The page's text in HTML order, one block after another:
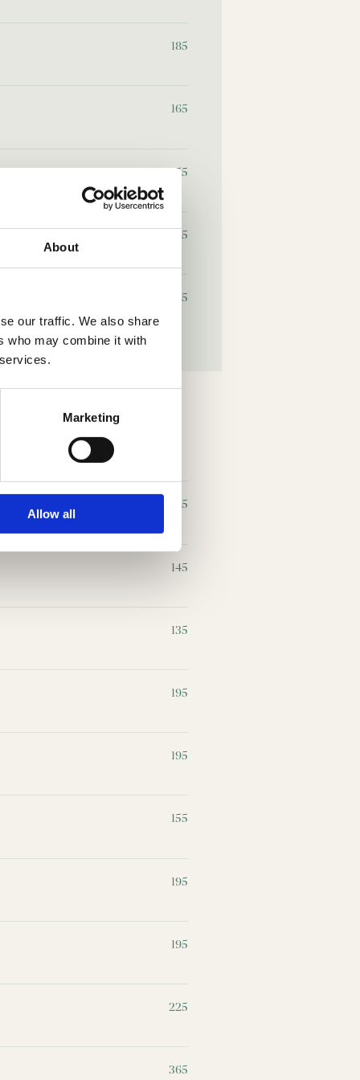
About
our traffic. We also share
who may combine it with
Marketing
Allow all
185
165
155
165
245
75
145
135
195
195
155
195
195
225
365